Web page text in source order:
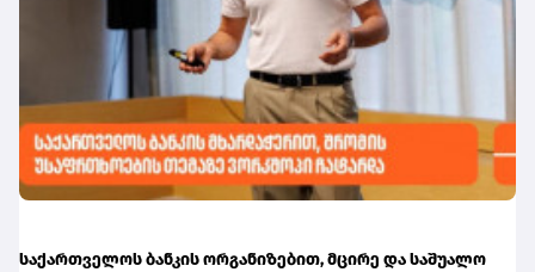
მდგრადობის გაძლიერებასა და ფინანსური
დოლარიზაციის შემდგომ შემცირებაში. სარეიტინგო
სააგენტოს შეფასებით, საქართველოს საბანკო
რეგულირების ჩარჩო ფართოდ შეესაბამება
საერთაშორისო სტანდარტებს.
სტატუსის გააქტიურებისთანავე
შეძლებენ.მომხმარებლებს, რომლებსაც საქართველოს
ბანკის sCool Card ან Student Card ჯერ არ აქვთ, მისი
შეკვეთა, ონლაინ, მარტივად, რამდენიმე წამში
მობილბანკიდანდა sCoolApp-დან არის
შესაძლებელი.დამატებითი ინფორმაციის მისაღებად
ეწვიეთ ბმულს.
საქართველოს ბანკის ორგანიზებით, მცირე და საშუალო